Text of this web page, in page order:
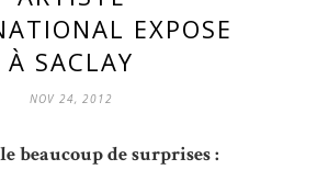
EXPOSE
À SACLAY
NOV 24, 2012
beaucoup de surprises :